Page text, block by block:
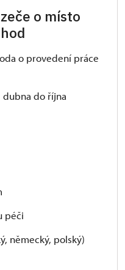
o místo
o provedení práce
do října
péči
německý, polský)